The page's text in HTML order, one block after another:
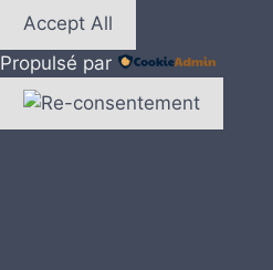
Accept All
Propulsé par